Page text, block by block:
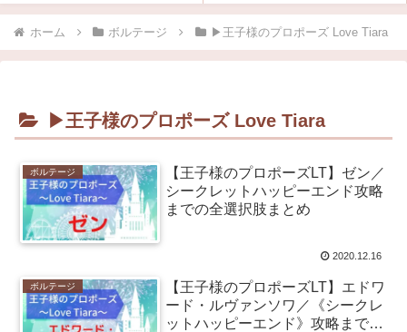
ホーム ボルテージ ▶︎王子様のプロポーズ Love Tiara
▶︎王子様のプロポーズ Love Tiara
ボルテージ
【王子様のプロポーズLT】ゼン／
シークレットハッピーエンド攻略
までの全選択肢まとめ
2020.12.16
ボルテージ
【王子様のプロポーズLT】エドワ
ード・ルヴァンソワ／《シークレ
ットハッピーエンド》攻略までの